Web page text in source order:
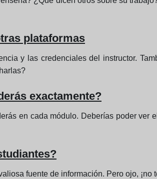
plataformas
y las credenciales del instructor.
exactamente?
en cada módulo. Deberías poder ver
fuente de información. Pero ojo,